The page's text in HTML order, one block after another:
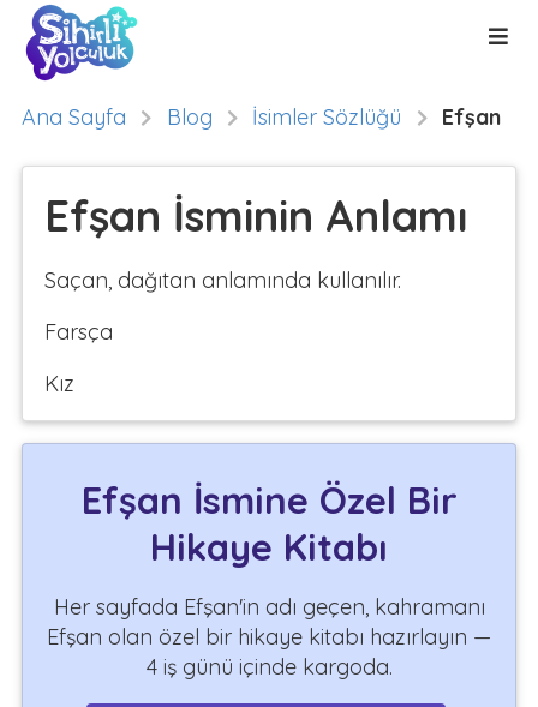
Ana Sayfa Blog İsimler Sözlüğü Efşan
Efşan İsminin Anlamı
Saçan, dağıtan anlamında kullanılır.
Farsça
Kız
Efşan İsmine Özel Bir
Hikaye Kitabı
Her sayfada Efşan'in adı geçen, kahramanı
Efşan olan özel bir hikaye kitabı hazırlayın —
4 iş günü içinde kargoda.